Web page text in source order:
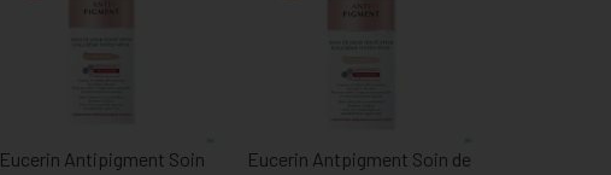
Eucerin Antipigment Soin
Eucerin Antpigment Soin de